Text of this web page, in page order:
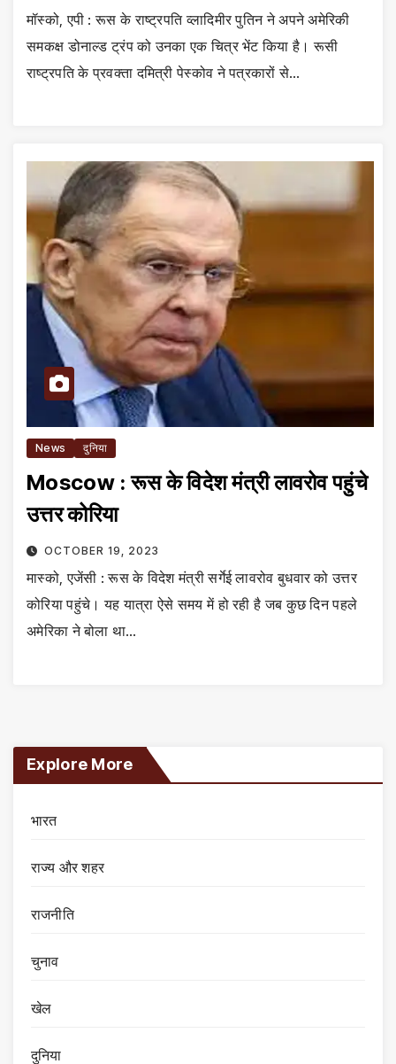
मॉस्को, एपी : रूस के राष्ट्रपति व्लादिमीर पुतिन ने अपने अमेरिकी
समकक्ष डोनाल्ड ट्रंप को उनका एक चित्र भेंट किया है। रूसी
राष्ट्रपति के प्रवक्ता दमित्री पेस्कोव ने पत्रकारों से…
News दुनिया
Moscow : रूस के विदेश मंत्री लावरोव पहुंचे
उत्तर कोरिया
OCTOBER 19, 2023
मास्को, एजेंसी : रूस के विदेश मंत्री सर्गेई लावरोव बुधवार को उत्तर
कोरिया पहुंचे। यह यात्रा ऐसे समय में हो रही है जब कुछ दिन पहले
अमेरिका ने बोला था…
Explore More
भारत
राज्य और शहर
राजनीति
चुनाव
खेल
दुनिया